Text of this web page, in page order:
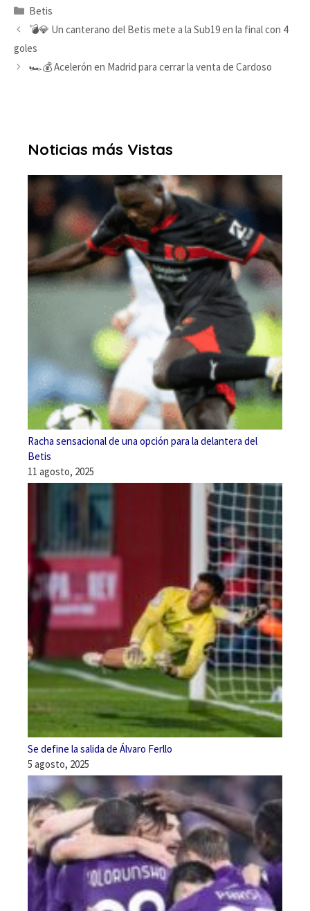
Categorías
Betis
💣💎 Un canterano del Betis mete a la Sub19 en la final con 4
goles
🏎️💰 Acelerón en Madrid para cerrar la venta de Cardoso
Noticias más Vistas
Racha sensacional de una opción para la delantera del
Betis
11 agosto, 2025
Se define la salida de Álvaro Ferllo
5 agosto, 2025